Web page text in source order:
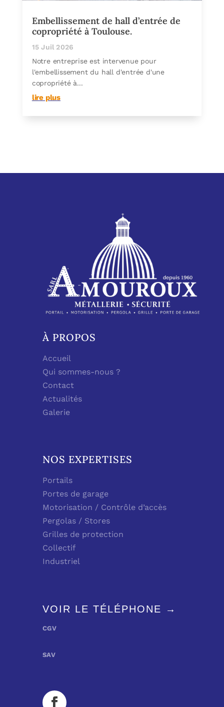
Embellissement de hall d’entrée de
copropriété à Toulouse.
15 Juil 2026
Notre entreprise est intervenue pour
l'embellissement du hall d'entrée d'une
copropriété à...
lire plus
À PROPOS
Accueil
Qui sommes-nous ?
Contact
Actualités
Galerie
NOS EXPERTISES
Portails
Portes de garage
Motorisation / Contrôle d’accès
Pergolas / Stores
Grilles de protection
Collectif
Industriel
VOIR LE TÉLÉPHONE →
CGV
SAV